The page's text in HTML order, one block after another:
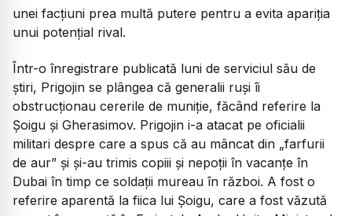
unei facțiuni prea multă putere pentru a evita apariția
unui potențial rival.
Într-o înregistrare publicată luni de serviciul său de
știri, Prigojin se plângea că generalii ruși îi
obstrucționau cererile de muniție, făcând referire la
Şoigu și Gherasimov. Prigojin i-a atacat pe oficialii
militari despre care a spus că au mâncat din „farfurii
de aur” și și-au trimis copiii și nepoții în vacanțe în
Dubai în timp ce soldații mureau în război. A fost o
referire aparentă la fiica lui Şoigu, care a fost văzută